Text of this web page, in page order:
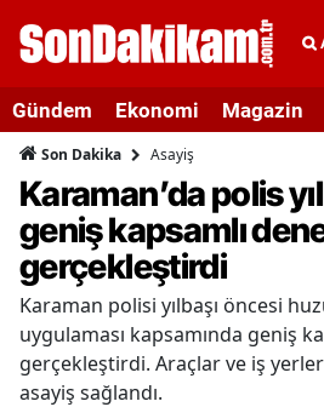
Gündem Ekonomi Magazin
Son Dakika Asayiş
Karaman’da polis
geniş kapsamlı
gerçekleştirdi
Karaman polisi yılbaşı öncesi
uygulaması kapsamında geniş
gerçekleştirdi. Araçlar ve iş
asayiş sağlandı.